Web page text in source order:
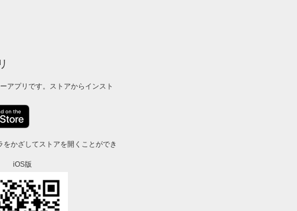
アプリです。ストアからインスト
かざしてストアを開くことができ
iOS版